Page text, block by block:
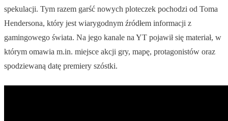
spekulacji. Tym razem garść nowych ploteczek pochodzi od Toma
Hendersona, który jest wiarygodnym źródłem informacji z
gamingowego świata. Na jego kanale na YT pojawił się materiał, w
którym omawia m.in. miejsce akcji gry, mapę, protagonistów oraz
spodziewaną datę premiery szóstki.